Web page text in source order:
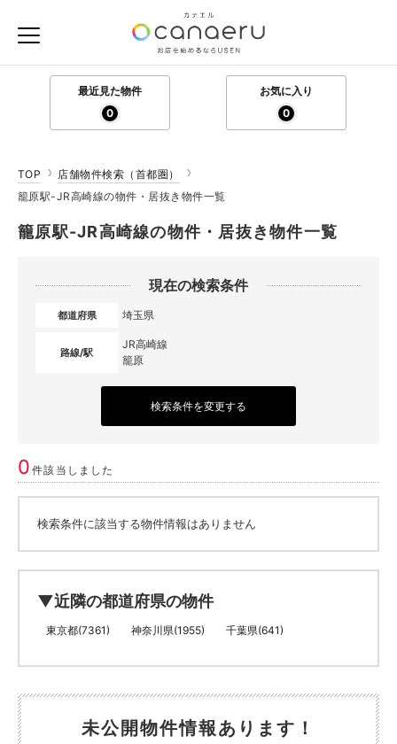
最近見た物件
0
お気に入り
0
TOP
店舗物件検索（首都圏）
籠原駅-JR高崎線の物件・居抜き物件一覧
籠原駅-JR高崎線の物件・居抜き物件一覧
現在の検索条件
都道府県 埼玉県
路線/駅
JR高崎線
籠原
検索条件を変更する
0件該当しました
検索条件に該当する物件情報はありません
▼近隣の都道府県の物件
東京都(7361) 神奈川県(1955) 千葉県(641)
未公開物件情報あります！